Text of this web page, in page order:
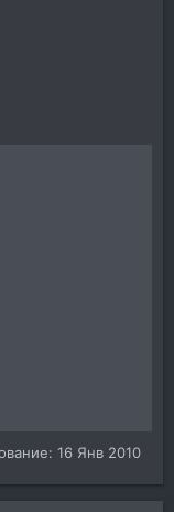
16 Янв 2010